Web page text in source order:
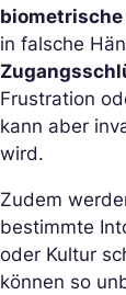
biometrische
in falsche
Frustration
kann aber
wird.
Zudem
bestimmte
oder Kultur
können so